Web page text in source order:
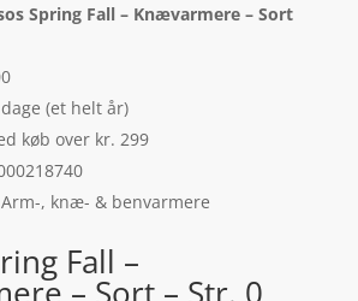
Spring Fall – Knævarmere – Sort
(et helt år)
køb over kr. 299
, knæ- & benvarmere
Fall –
– Sort – Str. 0